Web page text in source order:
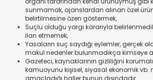
sunmamak, ajanslardan alınan özel
belirtilmesine özen göstermek,
Suçlu olduğu yargı kararıyla
ilan etmemek,
Yasaların suç saydığı eylemler, gerçek
makul nedenler bulunmadıkça kimseye
Gazeteci, kaynaklarının gizliliğini
kamuoyunu kişisel, siyasal ekonomik vb.
amaçladığı haller bunun dışındadır.